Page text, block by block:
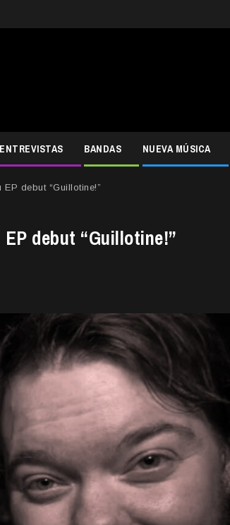
ENTREVISTAS BANDAS NUEVA MÚSICA
debut “Guillotine!”
debut “Guillotine!”